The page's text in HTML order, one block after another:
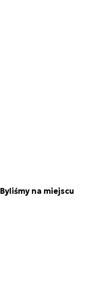
na miejscu